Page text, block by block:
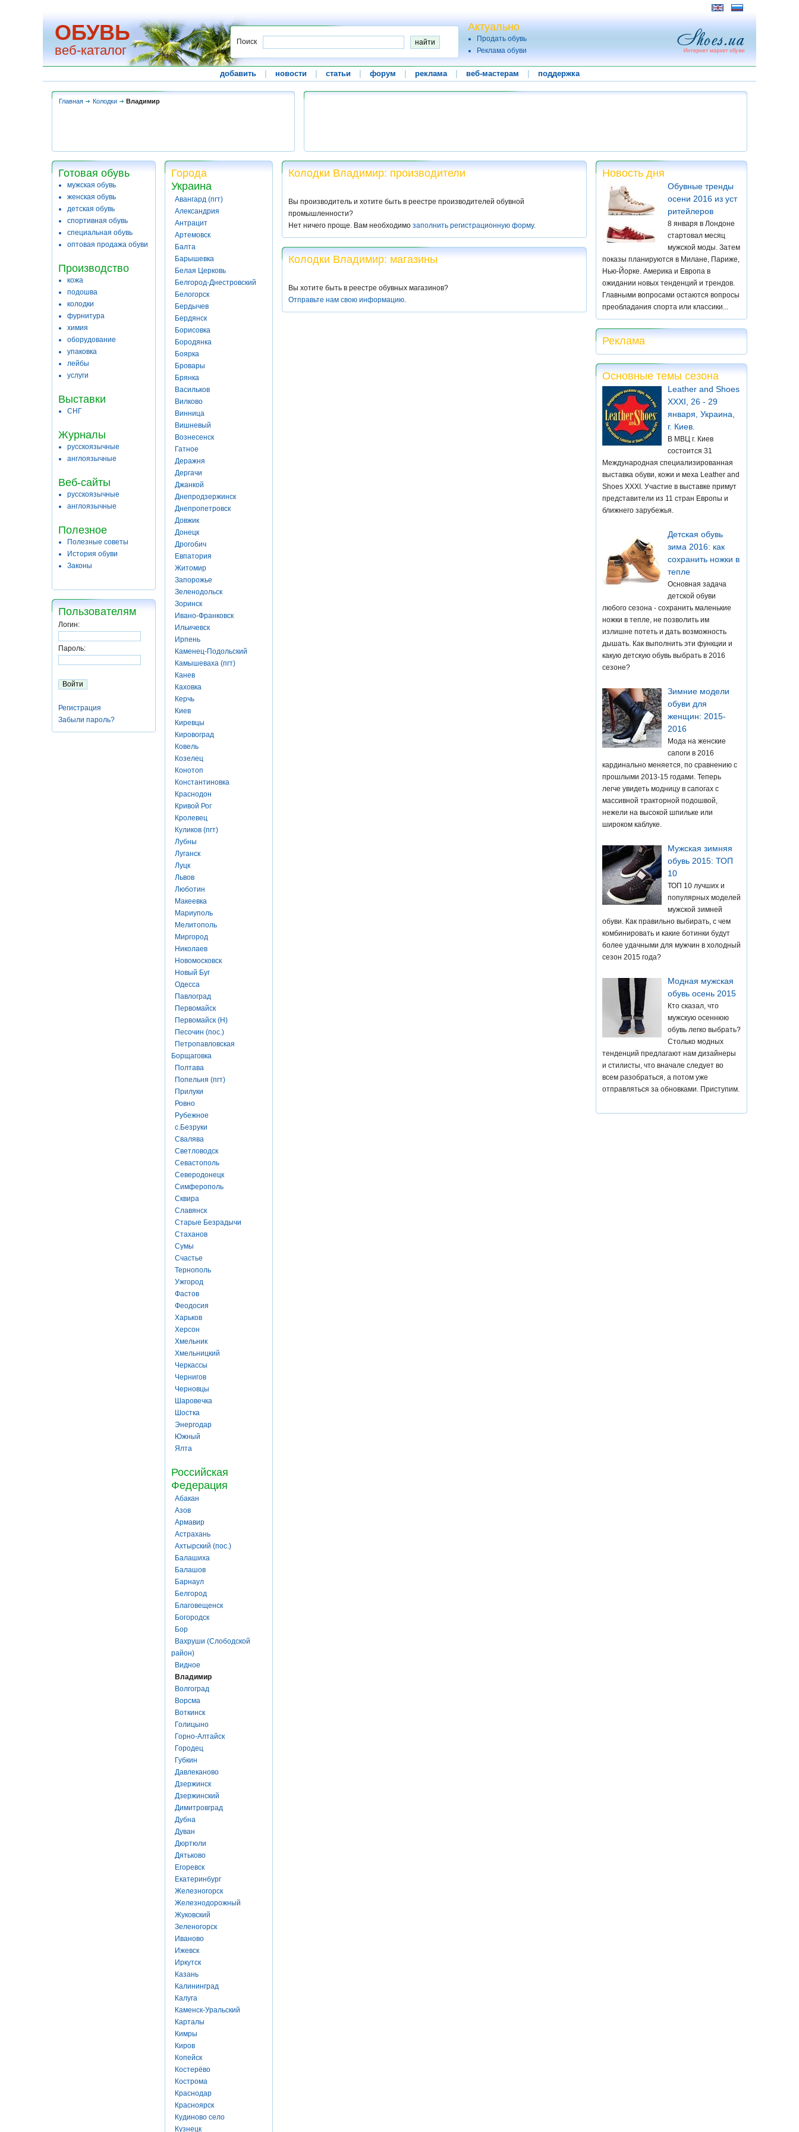
ОБУВЬ
веб-каталог
Поиск
Актуально
Продать обувь
Реклама обуви
добавить новости статьи форум реклама веб-мастерам поддержка
Главная Колодки Владимир
Готовая обувь
мужская обувь
женская обувь
детская обувь
спортивная обувь
специальная обувь
оптовая продажа обуви
Производство
кожа
подошва
колодки
фурнитура
химия
оборудование
упаковка
лейбы
услуги
Выставки
СНГ
Журналы
русскоязычные
англоязычные
Веб-сайты
русскоязычные
англоязычные
Полезное
Полезные советы
История обуви
Законы
Пользователям
Логин:
Пароль:
Регистрация
Забыли пароль?
Города
Украина
Авангард (пгт)
Александрия
Антрацит
Артемовск
Балта
Барышевка
Белая Церковь
Белгород-Днестровский
Белогорск
Бердычев
Бердянск
Борисовка
Бородянка
Боярка
Бровары
Брянка
Васильков
Вилково
Винница
Вишневый
Вознесенск
Гатное
Деражня
Дергачи
Джанкой
Днепродзержинск
Днепропетровск
Довжик
Донецк
Дрогобич
Евпатория
Житомир
Запорожье
Зеленодольск
Зоринск
Ивано-Франковск
Ильичевск
Ирпень
Каменец-Подольский
Камышеваха (пгт)
Канев
Каховка
Керчь
Киев
Киревцы
Кировоград
Ковель
Козелец
Конотоп
Константиновка
Краснодон
Кривой Рог
Кролевец
Куликов (пгт)
Лубны
Луганск
Луцк
Львов
Люботин
Макеевка
Мариуполь
Мелитополь
Миргород
Николаев
Новомосковск
Новый Буг
Одесса
Павлоград
Первомайск
Первомайск (Н)
Песочин (пос.)
Петропавловская
Борщаговка
Полтава
Попельня (пгт)
Прилуки
Ровно
Рубежное
с.Безруки
Свалява
Светловодск
Севастополь
Северодонецк
Симферополь
Сквира
Славянск
Старые Безрадычи
Стаханов
Сумы
Счастье
Тернополь
Ужгород
Фастов
Феодосия
Харьков
Херсон
Хмельник
Хмельницкий
Черкассы
Чернигов
Черновцы
Шаровечка
Шостка
Энергодар
Южный
Ялта
Российская
Федерация
Абакан
Азов
Армавир
Астрахань
Ахтырский (пос.)
Балашиха
Балашов
Барнаул
Белгород
Благовещенск
Богородск
Бор
Вахруши (Слободской
район)
Видное
Владимир
Волгоград
Ворсма
Воткинск
Голицыно
Горно-Алтайск
Городец
Губкин
Давлеканово
Дзержинск
Дзержинский
Димитровград
Дубна
Дуван
Дюртюли
Дятьково
Егоревск
Екатеринбург
Железногорск
Железнодорожный
Жуковский
Зеленогорск
Иваново
Ижевск
Иркутск
Казань
Калининград
Калуга
Каменск-Уральский
Карталы
Кимры
Киров
Копейск
Костерёво
Кострома
Краснодар
Красноярск
Кудиново село
Кузнецк
Колодки Владимир: производители
Вы производитель и хотите быть в реестре производителей обувной
промышленности?
Нет ничего проще. Вам необходимо заполнить регистрационную форму.
Колодки Владимир: магазины
Вы хотите быть в реестре обувных магазинов?
Отправьте нам свою информацию.
Новость дня
Обувные тренды
осени 2016 из уст
ритейлеров
8 января в Лондоне
стартовал месяц
мужской моды. Затем
показы планируются в Милане, Париже,
Нью-Йорке. Америка и Европа в
ожидании новых тенденций и трендов.
Главными вопросами остаются вопросы
преобладания спорта или классики...
Реклама
Основные темы сезона
Leather and Shoes
XXXI, 26 - 29
января, Украина,
г. Киев.
В МВЦ г. Киев
состоится 31
Международная специализированная
выставка обуви, кожи и меха Leather and
Shoes XXXI. Участие в выставке примут
представители из 11 стран Европы и
ближнего зарубежья.
Детская обувь
зима 2016: как
сохранить ножки в
тепле
Основная задача
детской обуви
любого сезона - сохранить маленькие
ножки в тепле, не позволить им
излишне потеть и дать возможность
дышать. Как выполнить эти функции и
какую детскую обувь выбрать в 2016
сезоне?
Зимние модели
обуви для
женщин: 2015-
2016
Мода на женские
сапоги в 2016
кардинально меняется, по сравнению с
прошлыми 2013-15 годами. Теперь
легче увидеть модницу в сапогах с
массивной тракторной подошвой,
нежели на высокой шпильке или
широком каблуке.
Мужская зимняя
обувь 2015: ТОП
10
ТОП 10 лучших и
популярных моделей
мужской зимней
обуви. Как правильно выбирать, с чем
комбинировать и какие ботинки будут
более удачными для мужчин в холодный
сезон 2015 года?
Модная мужская
обувь осень 2015
Кто сказал, что
мужскую осеннюю
обувь легко выбрать?
Столько модных
тенденций предлагают нам дизайнеры
и стилисты, что вначале следует во
всем разобраться, а потом уже
отправляться за обновками. Приступим.